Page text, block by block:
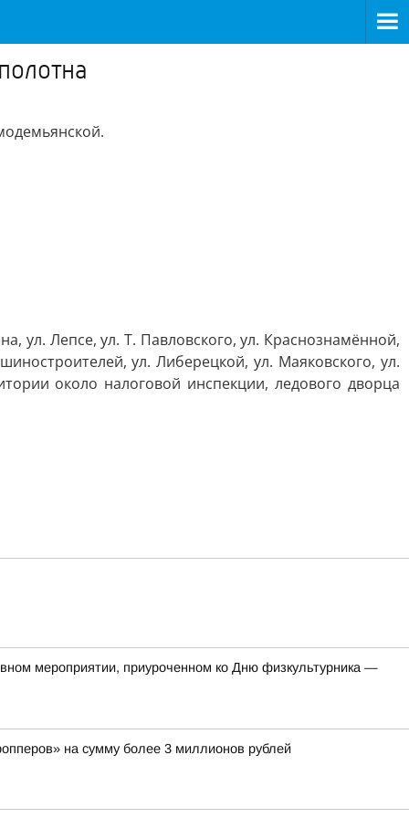
ул. Лепсе, ул. Т. Павловского, ул. Краснознамённой,
ул. Либерецкой, ул. Маяковского, ул.
около налоговой инспекции, ледового дворца
мероприятии, приуроченном ко Дню физкультурника —
на сумму более 3 миллионов рублей